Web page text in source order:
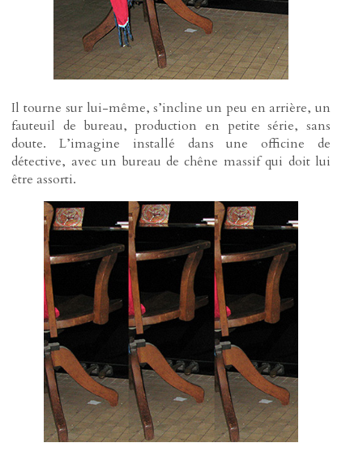
Il tourne sur lui-même, s’incline un peu en arrière, un
fauteuil de bureau, production en petite série, sans
doute. L’imagine installé dans une officine de
détective, avec un bureau de chêne massif qui doit lui
être assorti.